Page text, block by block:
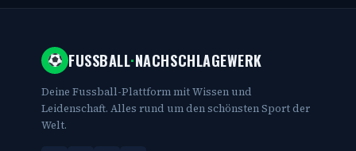
FUSSBALL·NACHSCHLAGEWERK
Deine Fussball-Plattform mit Wissen und
Leidenschaft. Alles rund um den schönsten Sport der
Welt.